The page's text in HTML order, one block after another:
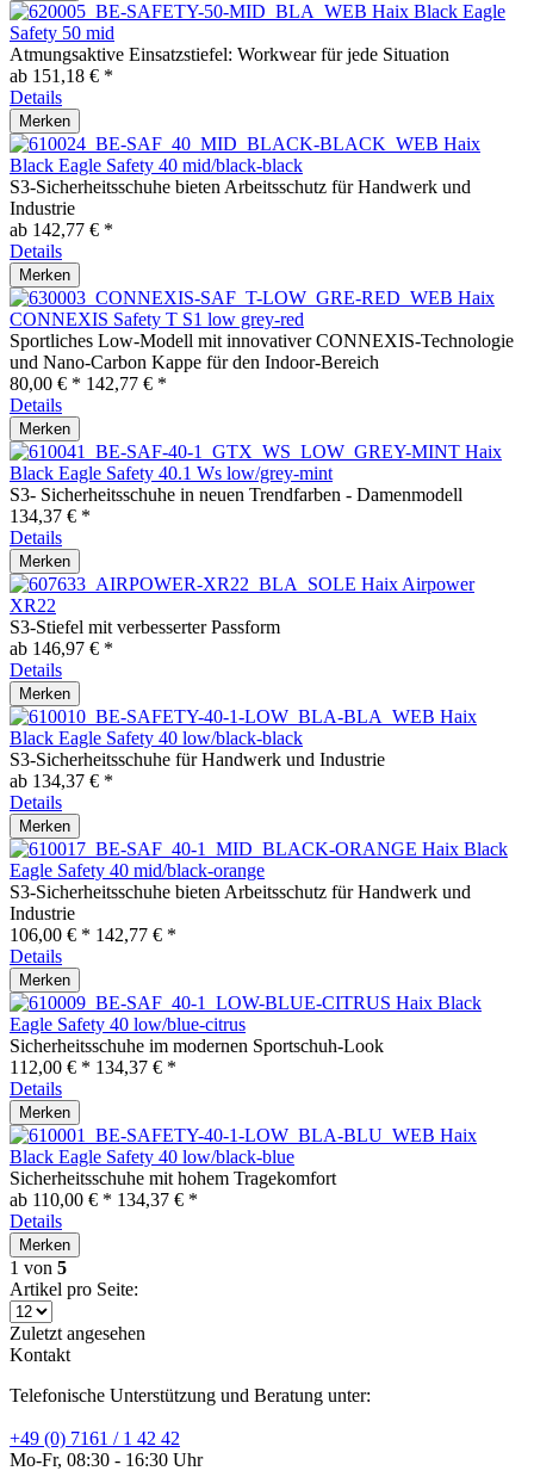
Haix Black Eagle
Safety 50 mid
Atmungsaktive Einsatzstiefel: Workwear für jede Situation
ab 151,18 € *
Details
Merken
Haix
Black Eagle Safety 40 mid/black-black
S3-Sicherheitsschuhe bieten Arbeitsschutz für Handwerk und
Industrie
ab 142,77 € *
Details
Merken
Haix
CONNEXIS Safety T S1 low grey-red
Sportliches Low-Modell mit innovativer CONNEXIS-Technologie
und Nano-Carbon Kappe für den Indoor-Bereich
80,00 € * 142,77 € *
Details
Merken
Haix
Black Eagle Safety 40.1 Ws low/grey-mint
S3- Sicherheitsschuhe in neuen Trendfarben - Damenmodell
134,37 € *
Details
Merken
Haix Airpower
XR22
S3-Stiefel mit verbesserter Passform
ab 146,97 € *
Details
Merken
Haix
Black Eagle Safety 40 low/black-black
S3-Sicherheitsschuhe für Handwerk und Industrie
ab 134,37 € *
Details
Merken
Haix Black
Eagle Safety 40 mid/black-orange
S3-Sicherheitsschuhe bieten Arbeitsschutz für Handwerk und
Industrie
106,00 € * 142,77 € *
Details
Merken
Haix Black
Eagle Safety 40 low/blue-citrus
Sicherheitsschuhe im modernen Sportschuh-Look
112,00 € * 134,37 € *
Details
Merken
Haix
Black Eagle Safety 40 low/black-blue
Sicherheitsschuhe mit hohem Tragekomfort
ab 110,00 € * 134,37 € *
Details
Merken
1 von 5
Artikel pro Seite:
Zuletzt angesehen
Kontakt
Telefonische Unterstützung und Beratung unter:
+49 (0) 7161 / 1 42 42
Mo-Fr, 08:30 - 16:30 Uhr